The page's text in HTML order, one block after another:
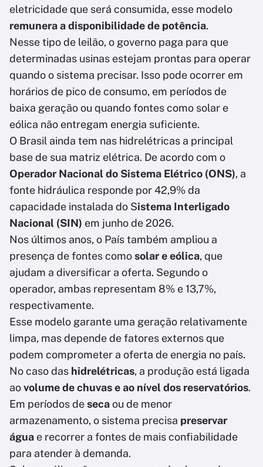
eletricidade que será consumida, esse modelo
remunera a disponibilidade de potência.
Nesse tipo de leilão, o governo paga para que
determinadas usinas estejam prontas para operar
quando o sistema precisar. Isso pode ocorrer em
horários de pico de consumo, em períodos de
baixa geração ou quando fontes como solar e
eólica não entregam energia suficiente.
O Brasil ainda tem nas hidrelétricas a principal
base de sua matriz elétrica. De acordo com o
Operador Nacional do Sistema Elétrico (ONS), a
fonte hidráulica responde por 42,9% da
capacidade instalada do Sistema Interligado
Nacional (SIN) em junho de 2026.
Nos últimos anos, o País também ampliou a
presença de fontes comosolar e eólica, que
ajudam a diversificar a oferta. Segundo o
operador, ambas representam 8% e 13,7%,
respectivamente.
Esse modelo garante uma geração relativamente
limpa, mas depende de fatores externos que
podem comprometer a oferta de energia no país.
No caso das hidrelétricas, a produção está ligada
aovolume de chuvas e ao nível dos reservatórios.
Em períodos desecaou de menor
armazenamento, o sistema precisa preservar
água e recorrer a fontes de mais confiabilidade
para atender à demanda.